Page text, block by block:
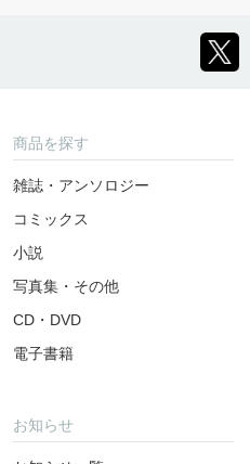
商品を探す
雑誌・アンソロジー
コミックス
小説
写真集・その他
CD・DVD
電子書籍
お知らせ